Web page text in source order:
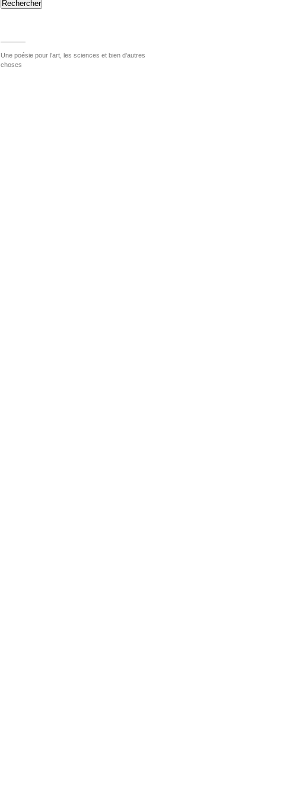
Rechercher
Une poésie pour l'art, les sciences et bien d'autres
choses